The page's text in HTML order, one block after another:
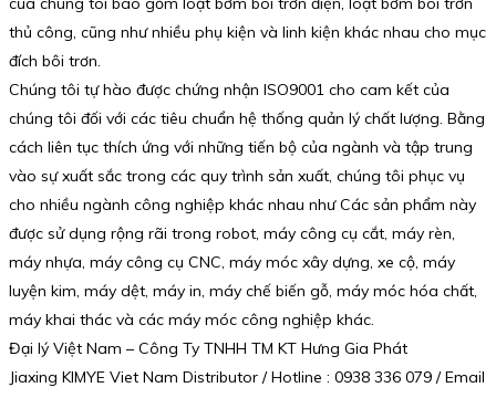
thủ công, cũng như nhiều phụ kiện và linh kiện khác nhau cho mục
đích bôi trơn.
Chúng tôi tự hào được chứng nhận ISO9001 cho cam kết của
chúng tôi đối với các tiêu chuẩn hệ thống quản lý chất lượng. Bằng
cách liên tục thích ứng với những tiến bộ của ngành và tập trung
vào sự xuất sắc trong các quy trình sản xuất, chúng tôi phục vụ
cho nhiều ngành công nghiệp khác nhau như Các sản phẩm này
được sử dụng rộng rãi trong robot, máy công cụ cắt, máy rèn,
máy nhựa, máy công cụ CNC, máy móc xây dựng, xe cộ, máy
luyện kim, máy dệt, máy in, máy chế biến gỗ, máy móc hóa chất,
máy khai thác và các máy móc công nghiệp khác.
Đại lý Việt Nam – Công Ty TNHH TM KT Hưng Gia Phát
Jiaxing KIMYE Viet Nam Distributor / Hotline : 0938 336 079 / Email